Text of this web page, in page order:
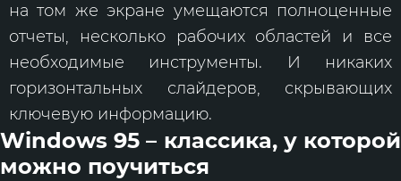
на том же экране умещаются полноценные
отчеты, несколько рабочих областей и все
необходимые инструменты. И никаких
горизонтальных слайдеров, скрывающих
ключевую информацию.
Windows 95 – классика, у которой
можно поучиться